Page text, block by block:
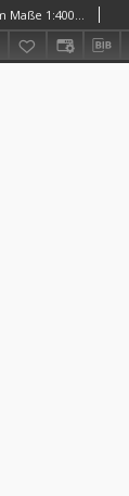
Operationskarte "R" : im Maße 1:400 000. H 5. Szatmár-Németi H 5. Szatmár-Németi